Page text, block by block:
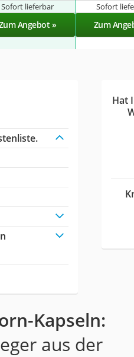
Sofort lieferbar Sofort
Angebot » Zum
Hat
Kapseln:
aus der